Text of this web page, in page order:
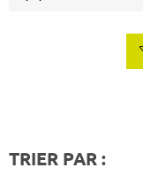
TRIER PAR :